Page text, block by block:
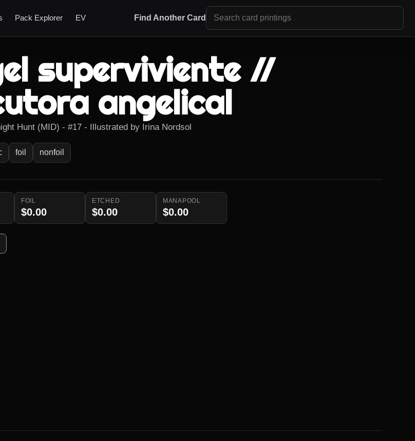
Pack Explorer EV Find Another Card
superviviente //
angelical
Hunt (MID) - #17 - Illustrated by Irina Nordsol
foil nonfoil
FOIL
$0.00
ETCHED
$0.00
MANAPOOL
$0.00